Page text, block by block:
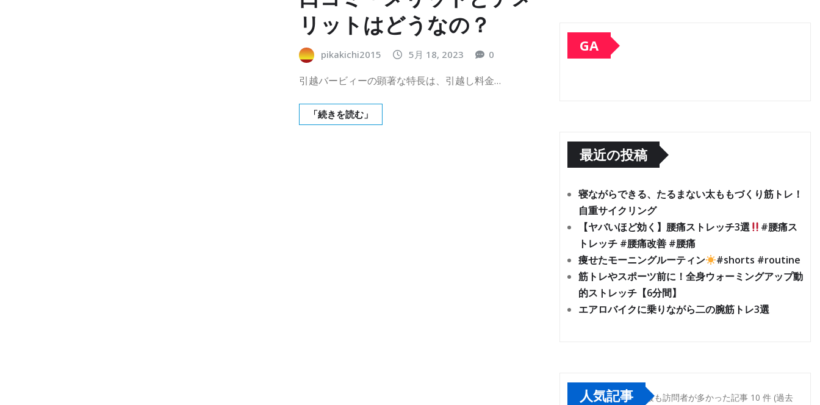
リットはどうなの？
pikakichi2015 5月 18, 2023 0
引越バービィーの顕著な特長は、引越し料金…
「続きを読む」
GA
最近の投稿
寝ながらできる、たるまない太ももづくり筋トレ！
自重サイクリング
【ヤバいほど効く】腰痛ストレッチ3選
#腰痛ス
トレッチ #腰痛改善 #腰痛
痩せたモーニングルーティン
#shorts #routine
筋トレやスポーツ前に！全身ウォーミングアップ動
的ストレッチ【6分間】
エアロバイクに乗りながら二の腕筋トレ3選
人気記事 最も訪問者が多かった記事 10 件 (過去